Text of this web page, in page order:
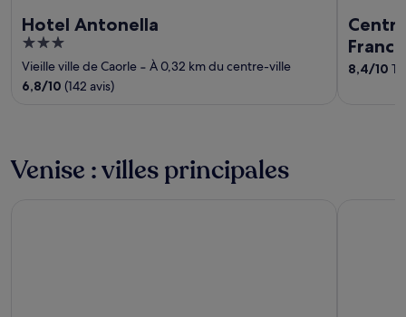
Hotel Antonella
3
out
of
Vieille ville de Caorle ‐ À 0,32 km du centre-ville
6,8/10 (142 avis)
8,4/10
Venise : villes principales